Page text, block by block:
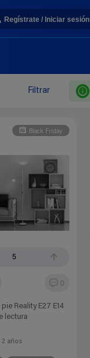
Regístrate / Iniciar sesión
Filtrar
5
0
Black Friday
Reality E27 E14
lectura
2 años